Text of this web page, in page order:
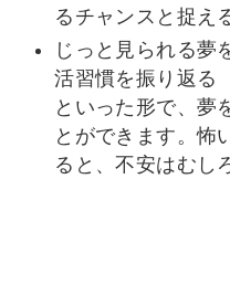
るチャンスと捉え
じっと見られる夢
活習慣を振り返る
といった形で、夢
とができます。怖
ると、不安はむし